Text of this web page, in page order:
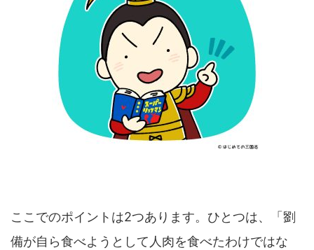
ここでのポイントは2つあります。ひとつは、「劉
備が自ら食べようとして人肉を食べたわけではな